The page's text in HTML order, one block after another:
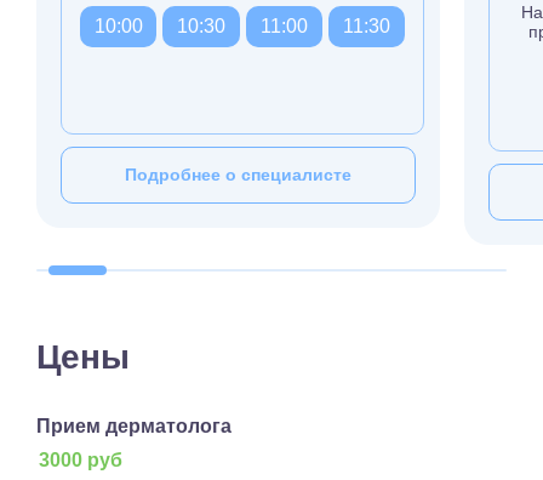
10:00 10:30 11:00 11:30
Подробнее о специалисте
Цены
Прием дерматолога
3000 руб